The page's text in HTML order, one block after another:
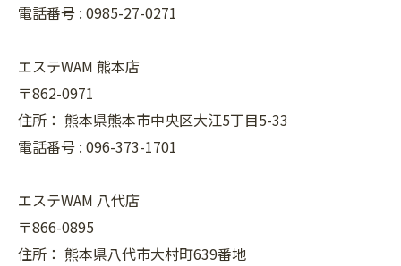
電話番号 : 0985-27-0271
エステWAM 熊本店
〒862-0971
住所： 熊本県熊本市中央区大江5丁目5-33
電話番号 : 096-373-1701
エステWAM 八代店
〒866-0895
住所： 熊本県八代市大村町639番地